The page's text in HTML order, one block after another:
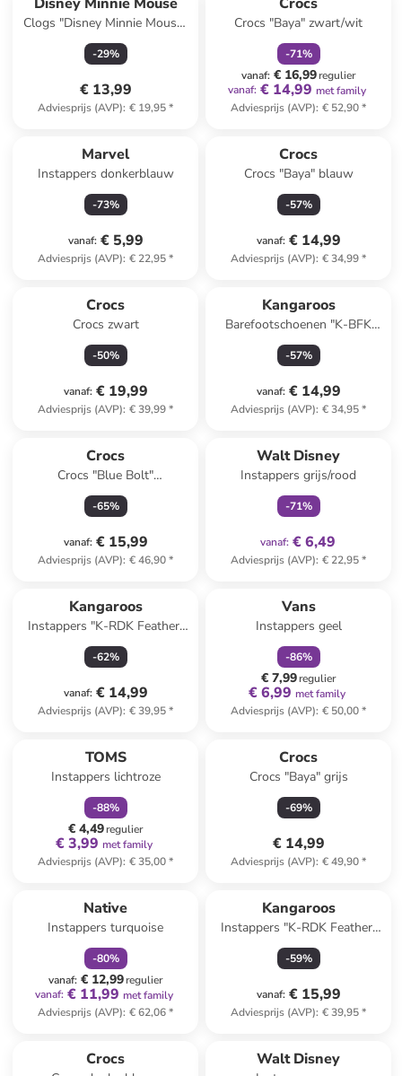
Clogs "Disney Minnie Mouse"
roze
-29%
€ 13,99
Adviesprijs (AVP): € 19,95*
Crocs "Baya" zwart/wit
-71%
vanaf: € 16,99regulier
vanaf: € 14,99 met family
Adviesprijs (AVP): € 52,90*
Marvel
Instappers donkerblauw
-73%
vanaf: € 5,99
Adviesprijs (AVP): € 22,95*
Crocs
Crocs "Baya" blauw
-57%
vanaf: € 14,99
Adviesprijs (AVP): € 34,99*
Crocs
Crocs zwart
-50%
vanaf: € 19,99
Adviesprijs (AVP): € 39,99*
Kangaroos
Barefootschoenen "K-BFK
Wildfreeze" grijs
-57%
vanaf: € 14,99
Adviesprijs (AVP): € 34,95*
Crocs
Crocs "Blue Bolt"
blauw/oranje
-65%
vanaf: € 15,99
Adviesprijs (AVP): € 46,90*
Walt Disney
Instappers grijs/rood
-71%
vanaf: € 6,49
Adviesprijs (AVP): € 22,95*
Kangaroos
Instappers "K-RDK Feather"
donkerblauw
-62%
vanaf: € 14,99
Adviesprijs (AVP): € 39,95*
Vans
Instappers geel
-86%
€ 7,99regulier
€ 6,99 met family
Adviesprijs (AVP): € 50,00*
TOMS
Instappers lichtroze
-88%
€ 4,49regulier
€ 3,99 met family
Adviesprijs (AVP): € 35,00*
Crocs
Crocs "Baya" grijs
-69%
€ 14,99
Adviesprijs (AVP): € 49,90*
Native
Instappers turquoise
-80%
vanaf: € 12,99regulier
vanaf: € 11,99 met family
Adviesprijs (AVP): € 62,06*
Kangaroos
Instappers "K-RDK Feather"
zwart
-59%
vanaf: € 15,99
Adviesprijs (AVP): € 39,95*
Crocs Walt Disney